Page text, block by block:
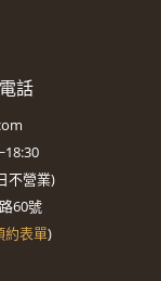
話
不營業)
60號
約表單)